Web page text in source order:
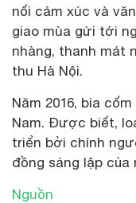
nối cảm xúc và
giao mùa gửi tới
nhàng, thanh mát
thu Hà Nội.
Năm 2016, bia
Nam. Được biết,
triển bởi chính
đồng sáng lập
Nguồn